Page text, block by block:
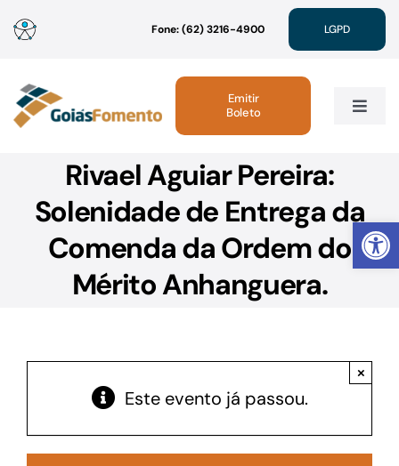
Abrir
para
conteúdo
Fone: (62) 3216-4900 LGPD
Toggle
Institucional
Atendimento
Acesso à Informação
Emitir
Boleto
Rivael Aguiar Pereira:
Solenidade de Entrega da
Comenda da Ordem do
Mérito Anhanguera.
Este evento já passou.
×